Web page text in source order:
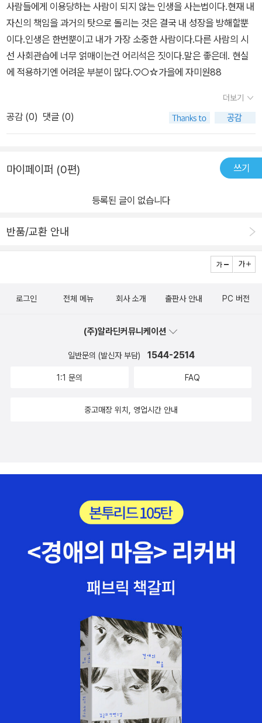
사람들에게 이용당하는 사람이 되지 않는 인생을 사는법이다.현재 내
자신의 책임을 과거의 탓으로 돌리는 것은 결국 내 성장을 방해할뿐
이다.인생은 한번뿐이고 내가 가장 소중한 사람이다.다른 사람의 시
선 사회관습에 너무 얽매이는건 어리석은 짓이다.말은 좋은데. 현실
에 적용하기엔 어려운 부분이 많다.♡○☆가을에 자미원88
더보기
공감 (0) 댓글 (0)
마이페이퍼 (0편) 쓰기
등록된 글이 없습니다
반품/교환 안내
로그인 전체 메뉴 회사 소개 출판사 안내 PC 버전
(주)알라딘커뮤니케이션
일반문의 (발신자 부담) 1544-2514
1:1 문의 FAQ
중고매장 위치, 영업시간 안내